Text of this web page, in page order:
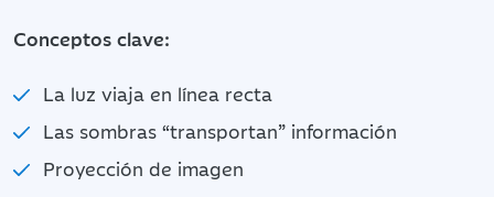
Conceptos clave:
La luz viaja en línea recta
Las sombras “transportan” información
Proyección de imagen